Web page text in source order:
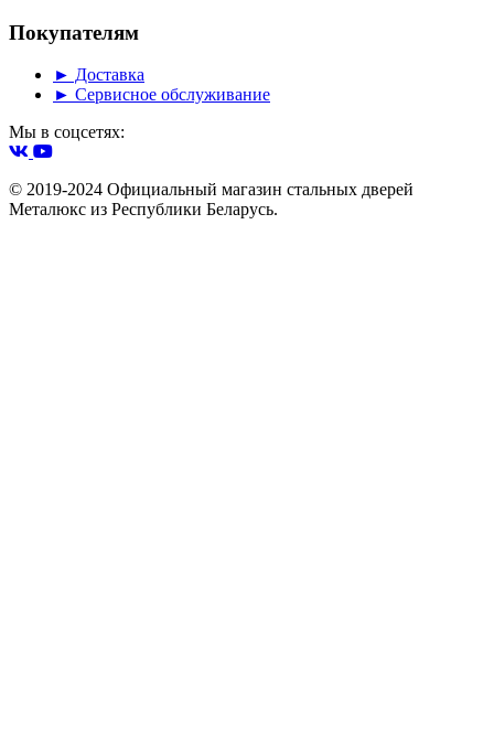
Покупателям
► Доставка
► Сервисное обслуживание
Мы в соцсетях:
© 2019-2024 Официальный магазин стальных дверей
Металюкс из Республики Беларусь.